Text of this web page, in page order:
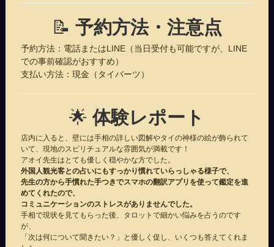
📝 予約方法・注意点
予約方法：電話またはLINE（当日受付も可能ですが、LINE
での事前確認がおすすめ）
支払い方法：現金（タイバーツ）
🌟体験レポート
店内に入ると、壁には手相の詳しい図解やタイの神様の絵が飾られて
いて、現地のスピリチュアルな雰囲気が満載です！
アオイ先生はとても優しく穏やかな方でした。
外国人観光客との占いにもすっかり慣れていらっしゃる様子で、
先生の方から手慣れた手つきでスマホの翻訳アプリを使って鑑定を進
めてくれたので、
コミュニケーションのストレスがありませんでした。
手相で現状を見てもらった後、タロットで細かい悩みを占うのです
が、
「次は何について聞きたい？」と優しく促し、いくつも答えてくれま